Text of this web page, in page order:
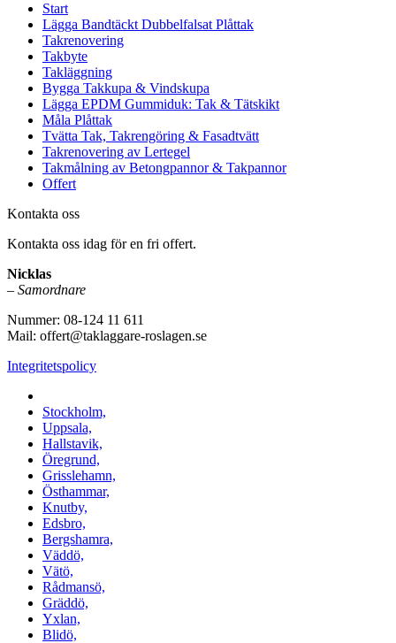
Start
Lägga Bandtäckt Dubbelfalsat Plåttak
Takrenovering
Takbyte
Takläggning
Bygga Takkupa & Vindskupa
Lägga EPDM Gummiduk: Tak & Tätskikt
Måla Plåttak
Tvätta Tak, Takrengöring & Fasadtvätt
Takrenovering av Lertegel
Takmålning av Betongpannor & Takpannor
Offert
Kontakta oss
Kontakta oss idag för en fri offert.
Nicklas
– Samordnare
Nummer: 08-124 11 611
Mail: offert@taklaggare-roslagen.se
Integritetspolicy
Stockholm,
Uppsala,
Hallstavik,
Öregrund,
Grisslehamn,
Östhammar,
Knutby,
Edsbro,
Bergshamra,
Väddö,
Vätö,
Rådmansö,
Gräddö,
Yxlan,
Blidö,